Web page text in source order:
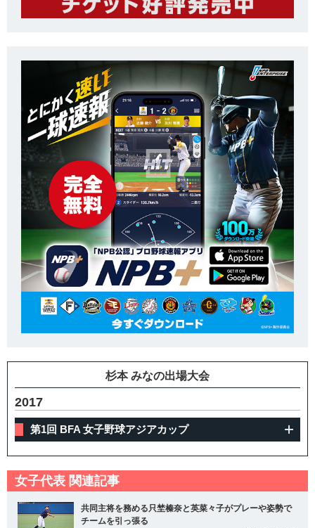
杉本 みなの出場大会
2017
第1回 BFA 女子野球アジアカップ
女子代表 関連記事
共同主将を務める只埜榛奈と英菜々子がプレーや姿勢で
チームを引っ張る